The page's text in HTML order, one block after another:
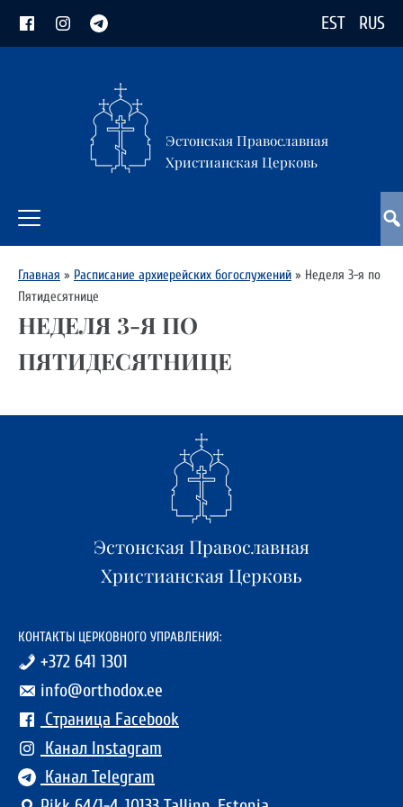
EST RUS
Эстонская Православная
Христианская Церковь
Главная » Расписание архиерейских богослужений » Неделя 3-я по
Пятидесятнице
НЕДЕЛЯ 3-Я ПО
ПЯТИДЕСЯТНИЦЕ
Эстонская Православная
Христианская Церковь
КОНТАКТЫ ЦЕРКОВНОГО УПРАВЛЕНИЯ:
+372 641 1301
info@orthodox.ee
Страница Facebook
Канал Instagram
Канал Telegram